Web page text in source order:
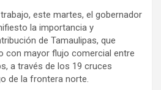
este martes, el gobernador
la importancia y
de Tamaulipas, que
con mayor flujo comercial entre
a través de los 19 cruces
de la frontera norte.